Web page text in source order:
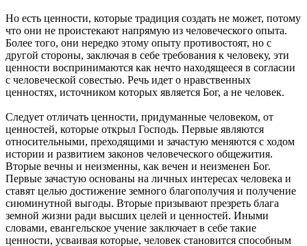
Но есть ценности, которые традиция создать не может, потому
что они не проистекают напрямую из человеческого опыта.
Более того, они нередко этому опыту противостоят, но с
другой стороны, заключая в себе требования к человеку, эти
ценности воспринимаются как нечто находящееся в согласии
с человеческой совестью. Речь идет о нравственных
ценностях, источником которых является Бог, а не человек.
Следует отличать ценности, придуманные человеком, от
ценностей, которые открыл Господь. Первые являются
относительными, преходящими и зачастую меняются с ходом
истории и развитием законов человеческого общежития.
Вторые вечны и неизменны, как вечен и неизменен Бог.
Первые зачастую основаны на личных интересах человека и
ставят целью достижение земного благополучия и получение
cиюминутной выгоды. Вторые призывают презреть блага
земной жизни ради высших целей и ценностей. Иными
словами, евангельское учение заключает в себе такие
ценности, усваивая которые, человек становится способным